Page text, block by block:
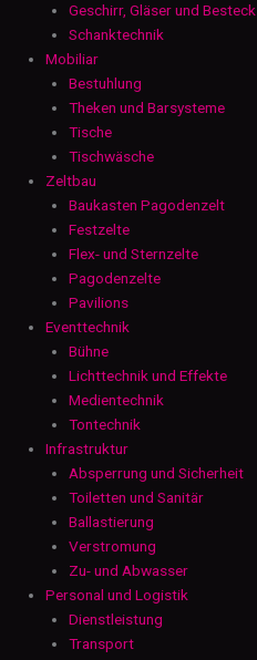
Geschirr, Gläser und Besteck
Schanktechnik
Mobiliar
Bestuhlung
Theken und Barsysteme
Tische
Tischwäsche
Zeltbau
Baukasten Pagodenzelt
Festzelte
Flex- und Sternzelte
Pagodenzelte
Pavilions
Eventtechnik
Bühne
Lichttechnik und Effekte
Medientechnik
Tontechnik
Infrastruktur
Absperrung und Sicherheit
Toiletten und Sanitär
Ballastierung
Verstromung
Zu- und Abwasser
Personal und Logistik
Dienstleistung
Transport